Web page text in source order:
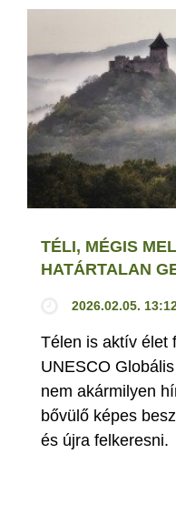
TÉLI, MÉGIS
HATÁRTALAN
2026.02.05.
Télen is aktív élet
UNESCO
nem akármilyen
bővülő képes
és újra felkeresni.